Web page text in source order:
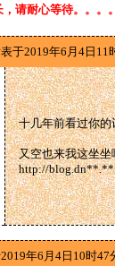
请耐心等待。。。
于2019年6月4日11
十几年前看过你
又空也来我这坐坐
http://
年6月4日10时47